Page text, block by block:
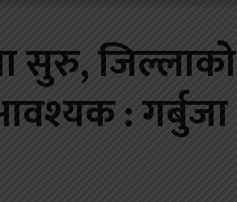
सुरु, जिल्लाको
: गर्बुजा